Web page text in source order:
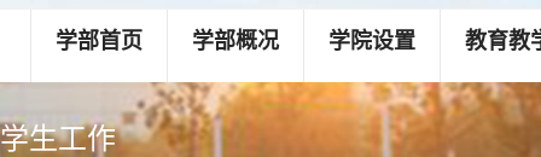
学部首页 学部概况 学院设置 教育教
学生工作